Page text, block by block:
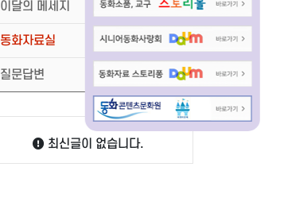
이달의 메세지
동화자료실
질문답변
최신글이 없습니다.